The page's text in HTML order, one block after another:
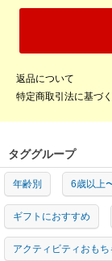
返品について
特定商取引法に基づ
タググループ
年齢別 6歳以上
ギフトにおすすめ
アクティビティおもち